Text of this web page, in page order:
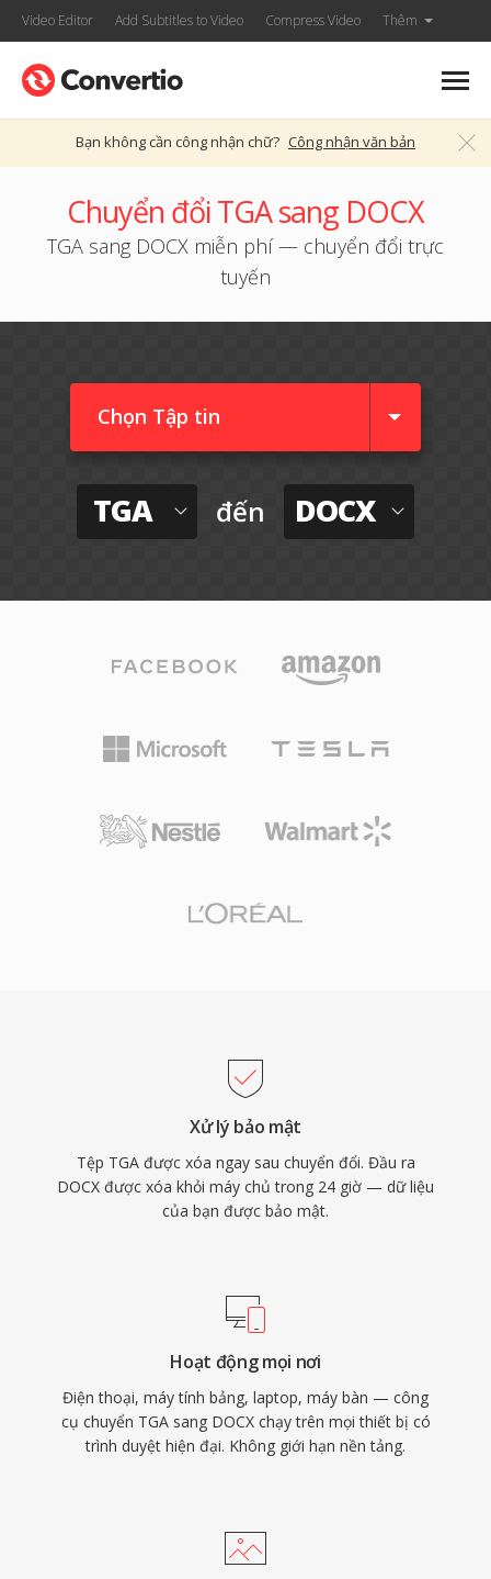
Video Editor Add Subtitles to Video Compress Video Thêm
Bạn không cần công nhận chữ? Công nhận văn bản
Chuyển đổi TGA sang DOCX
TGA sang DOCX miễn phí — chuyển đổi trực
tuyến
Chọn Tập tin
TGA đến DOCX
Xử lý bảo mật
Tệp TGA được xóa ngay sau chuyển đổi. Đầu ra
DOCX được xóa khỏi máy chủ trong 24 giờ — dữ liệu
của bạn được bảo mật.
Hoạt động mọi nơi
Điện thoại, máy tính bảng, laptop, máy bàn — công
cụ chuyển TGA sang DOCX chạy trên mọi thiết bị có
trình duyệt hiện đại. Không giới hạn nền tảng.